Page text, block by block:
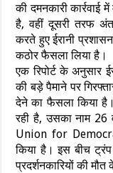
की दमनकारी कार्रवाई
है, वहीं दूसरी तरफ
करते हुए ईरानी
कठोर फैसला लिया है।
एक रिपोर्ट के अनुसार
की बड़े पैमाने पर
देने का फैसला किया है।
रही है, उसका नाम 26
Union for
किया है। इस बीच ट्रंप
प्रदर्शनकारियों की